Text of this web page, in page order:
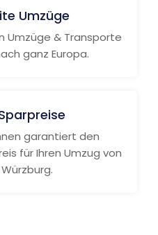
Umzüge
Umzüge & Transporte
ganz Europa.
garantiert den
für Ihren Umzug von